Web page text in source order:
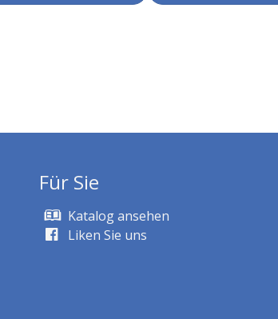
Für Sie
Katalog ansehen
Liken Sie uns